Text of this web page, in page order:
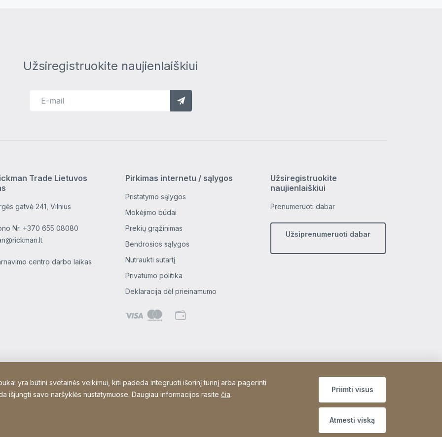
Užsiregistruokite naujienlaiškiui
Trade Lietuvos
gatvė 241, Vilnius
Nr. +370 655 08080
centro darbo laikas
Pirkimas internetu / sąlygos
Pristatymo sąlygos
Mokėjimo būdai
Prekių grąžinimas
Bendrosios sąlygos
Nutraukti sutartį
Privatumo politika
Deklaracija dėl prieinamumo
Užsiregistruokite
naujienlaiškiui
Prenumeruoti dabar
Užsiprenumeruoti dabar
[Website information]
Sitemap
yra būtini svetainės veikimui, kiti padeda integruoti išorinį turinį arba pagerinti
išjungti savo naršyklės nustatymuose. Daugiau informacijos rasite čia.
Priimti visus
Atmesti viską